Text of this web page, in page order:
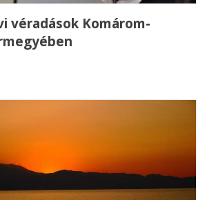
véradások Komárom-